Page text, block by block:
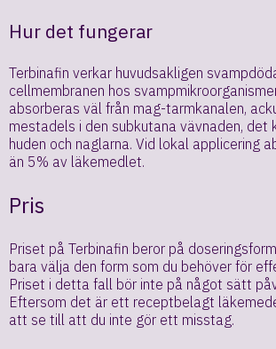
Hur det fungerar
Terbinafin verkar huvudsakligen
cellmembranen hos
absorberas väl från mag-tarmkanalen,
mestadels i den subkutana vävnaden, det
huden och naglarna. Vid lokal applicering
än 5% av läkemedlet.
Pris
Priset på Terbinafin beror på
bara välja den form som du behöver för
Priset i detta fall bör inte på något sätt
Eftersom det är ett receptbelagt
att se till att du inte gör ett misstag.